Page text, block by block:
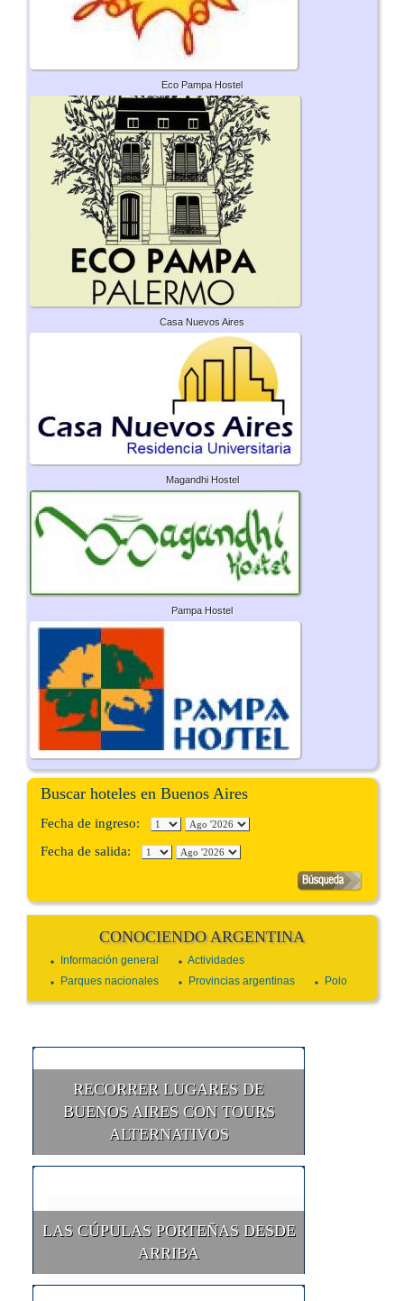
Eco Pampa Hostel
Casa Nuevos Aires
Magandhi Hostel
Pampa Hostel
Buscar hoteles en Buenos Aires
Fecha de ingreso:
Fecha de salida:
CONOCIENDO ARGENTINA
Información general
Actividades
Parques nacionales
Provincias argentinas Polo
RECORRER LUGARES DE
BUENOS AIRES CON TOURS
ALTERNATIVOS
LAS CÚPULAS PORTEÑAS DESDE
ARRIBA